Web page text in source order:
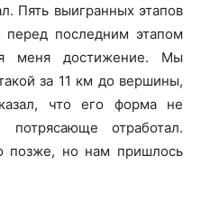
Пять выигранных этапов
последним этапом
меня достижение. Мы
за 11 км до вершины,
что его форма не
отработал.
позже, но нам пришлось